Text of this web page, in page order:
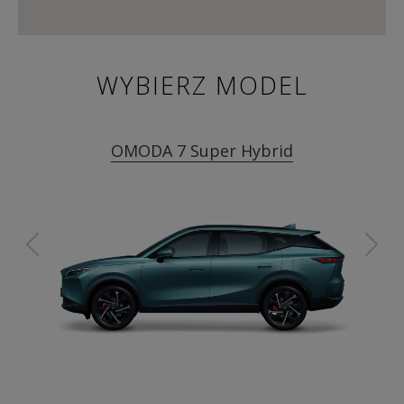
WYBIERZ MODEL
OMODA 7 Super Hybrid
Previous